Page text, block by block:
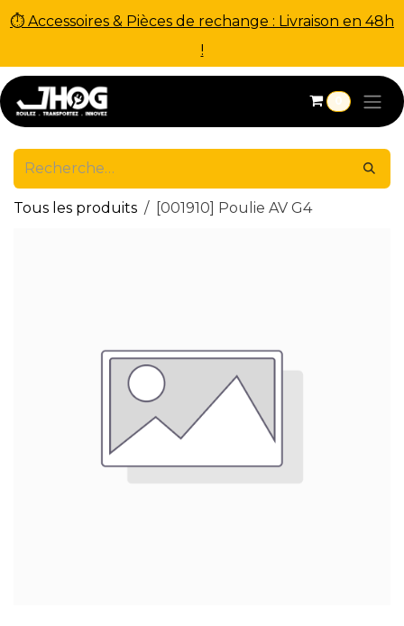
⏱ Accessoires & Pièces de rechange : Livraison en 48h
!
Se rendre au contenu
0
Tous les produits [001910] Poulie AV G4